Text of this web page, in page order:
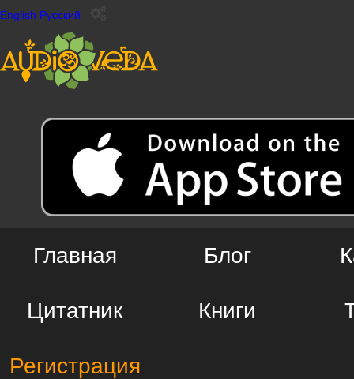
English Русский
Главная Блог
Цитатник Книги
Регистрация